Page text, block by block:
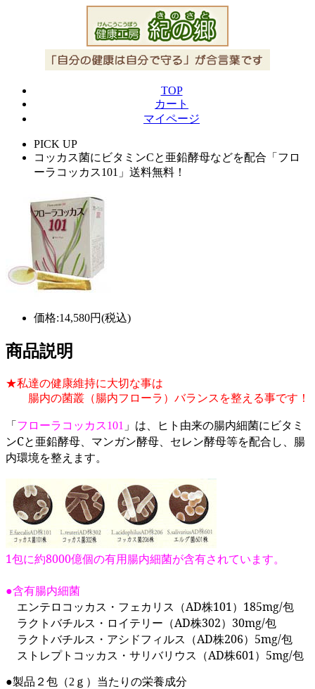
TOP
カート
マイページ
PICK UP
コッカス菌にビタミンCと亜鉛酵母などを配合「フロ
ーラコッカス101」送料無料！
価格:14,580円(税込)
商品説明
★私達の健康維持に大切な事は
腸内の菌叢（腸内フローラ）バランスを整える事です！
「フローラコッカス101 」は、ヒト由来の腸内細菌にビタミ
ンCと亜鉛酵母、マンガン酵母、セレン酵母等を配合し、腸
内環境を整えます。
1包に約8000億個の有用腸内細菌が含有されています。
●含有腸内細菌
エンテロコッカス・フェカリス（AD株101）185mg/包
ラクトバチルス・ロイテリー（AD株302）30mg/包
ラクトバチルス・アシドフィルス（AD株206）5mg/包
ストレプトコッカス・サリバリウス（AD株601）5mg/包
●製品２包（2ｇ）当たりの栄養成分